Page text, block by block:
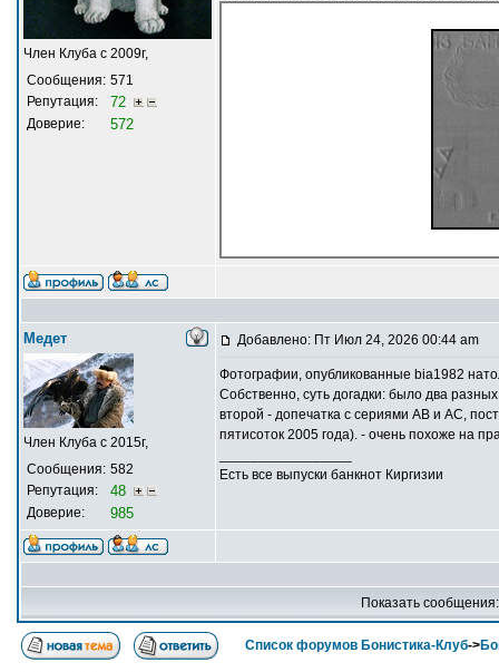
Член Клуба с 2009г,
Сообщения: 571
Репутация:
72
Доверие: 572
Медет
Член Клуба с 2015г,
Сообщения: 582
Репутация:
48
Доверие: 985
Добавлено: Пт Июл 24, 2026 00:44 am
Фотографии, опубликованные bia1982
Собственно, суть догадки: было два
второй - допечатка с сериями AB и AC,
пятисоток 2005 года). - очень похоже на
Есть все выпуски банкнот Киргизии
Показать
Список форумов Бонистика-Клуб->